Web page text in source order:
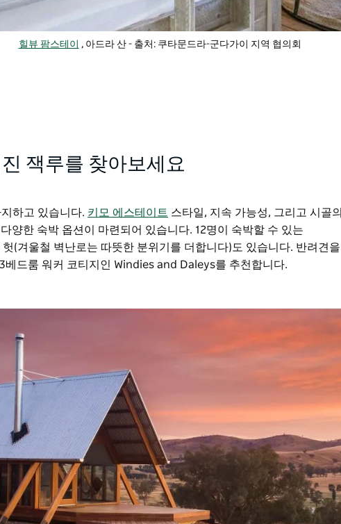
힐뷰 팜스테이 , 아드라 산 - 출처: 쿠타문드라-군다가이 지역 협의회
잭루를 찾아보세요
하고 있습니다. 키모 에스테이트 스타일, 지속 가능성, 그리고 시골의
양한 숙박 옵션이 마련되어 있습니다. 12명이 숙박할 수 있는
(겨울철 벽난로는 따뜻한 분위기를 더합니다)도 있습니다. 반려견을
드룸 워커 코티지인 Windies and Daleys를 추천합니다.